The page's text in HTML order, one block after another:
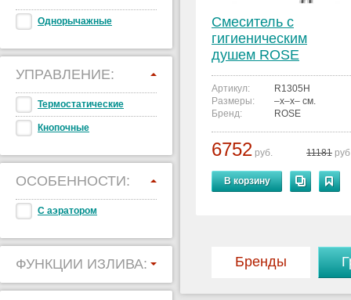
Однорычажные
УПРАВЛЕНИЕ:
Термостатические
Кнопочные
ОСОБЕННОСТИ:
С аэратором
ФУНКЦИИ ИЗЛИВА:
Смеситель с
гигиеническим
душем ROSE
R1305H
Артикул:
R1305H
Размеры:
–x–x– см.
Бренд:
ROSE
6752 руб. 11181
В корзину
Бренды